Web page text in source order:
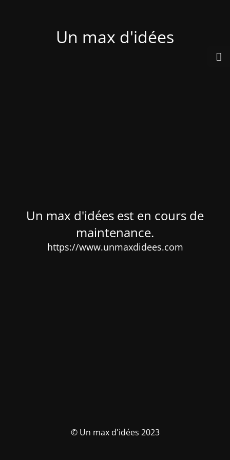
Un max d'idées
Un max d'idées est en cours de
maintenance.
https://www.unmaxdidees.com
© Un max d'idées 2023